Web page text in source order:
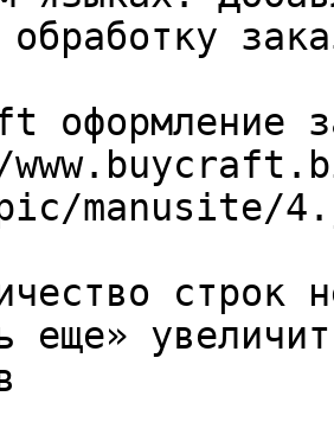
обработку
оформление
manusite/
строк
еще»